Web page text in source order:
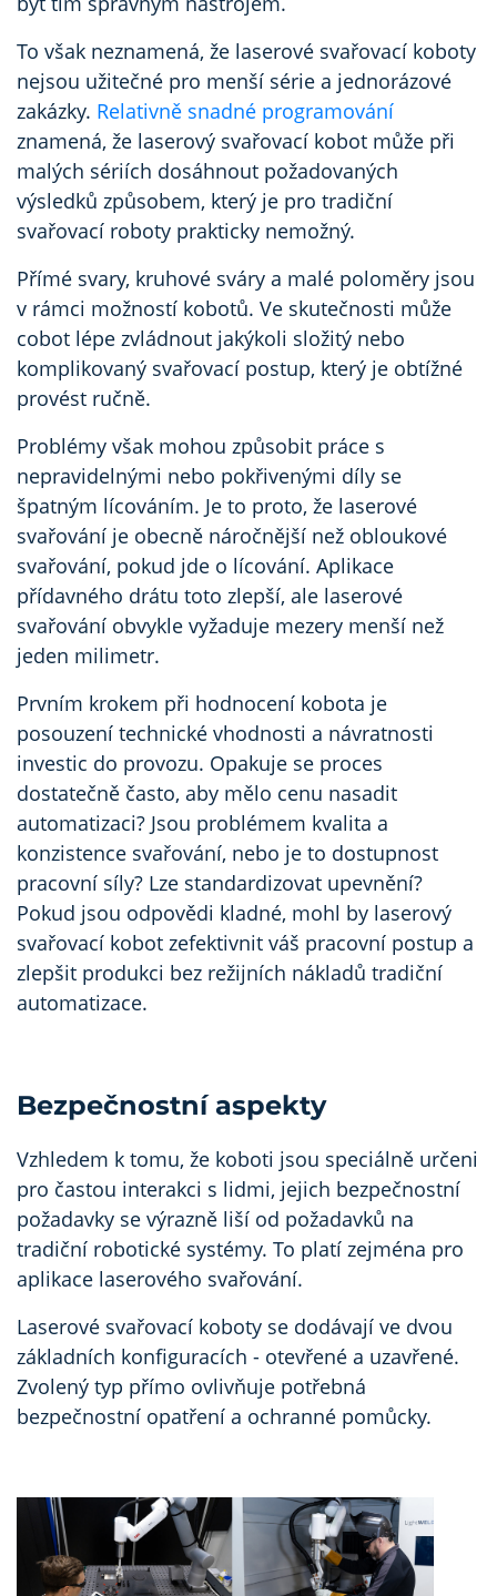
To však neznamená, že laserové svařovací koboty
nejsou užitečné pro menší série a jednorázové
zakázky. Relativně snadné programování
znamená, že laserový svařovací kobot může při
malých sériích dosáhnout požadovaných
výsledků způsobem, který je pro tradiční
svařovací roboty prakticky nemožný.
Přímé svary, kruhové sváry a malé poloměry jsou
v rámci možností kobotů. Ve skutečnosti může
cobot lépe zvládnout jakýkoli složitý nebo
komplikovaný svařovací postup, který je obtížné
provést ručně.
Problémy však mohou způsobit práce s
nepravidelnými nebo pokřivenými díly se
špatným lícováním. Je to proto, že laserové
svařování je obecně náročnější než obloukové
svařování, pokud jde o lícování. Aplikace
přídavného drátu toto zlepší, ale laserové
svařování obvykle vyžaduje mezery menší než
jeden milimetr.
Prvním krokem při hodnocení kobota je
posouzení technické vhodnosti a návratnosti
investic do provozu. Opakuje se proces
dostatečně často, aby mělo cenu nasadit
automatizaci? Jsou problémem kvalita a
konzistence svařování, nebo je to dostupnost
pracovní síly? Lze standardizovat upevnění?
Pokud jsou odpovědi kladné, mohl by laserový
svařovací kobot zefektivnit váš pracovní postup a
zlepšit produkci bez režijních nákladů tradiční
automatizace.
Bezpečnostní aspekty
Vzhledem k tomu, že koboti jsou speciálně určeni
pro častou interakci s lidmi, jejich bezpečnostní
požadavky se výrazně liší od požadavků na
tradiční robotické systémy. To platí zejména pro
aplikace laserového svařování.
Laserové svařovací koboty se dodávají ve dvou
základních konfiguracích - otevřené a uzavřené.
Zvolený typ přímo ovlivňuje potřebná
bezpečnostní opatření a ochranné pomůcky.